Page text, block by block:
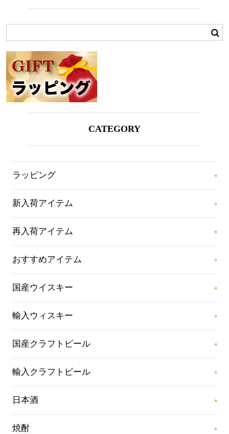
CATEGORY
ラッピング
新入荷アイテム
再入荷アイテム
おすすめアイテム
国産ウイスキー
輸入ウィスキー
国産クラフトビール
輸入クラフトビール
日本酒
焼酎